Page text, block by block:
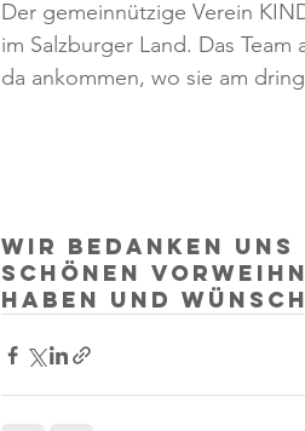
Der gemeinnützige Verein
im Salzburger Land. Das
da ankommen, wo sie am
Wir bedanken
schönen
haben und